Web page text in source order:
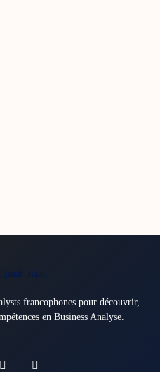
francophones pour découvrir,
en Business Analyse.